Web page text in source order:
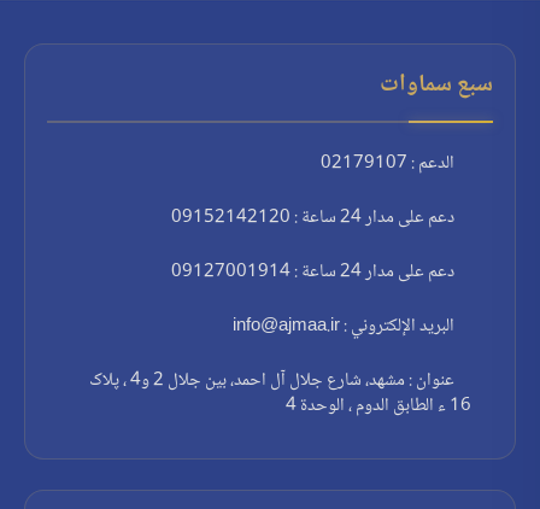
سبع سماوات
الدعم : 02179107
دعم على مدار 24 ساعة : 09152142120
دعم على مدار 24 ساعة : 09127001914
البريد الإلكتروني : info@ajmaa.ir
عنوان : مشهد، شارع جلال آل احمد، بين جلال 2 و4 ، پلاک
16 ء الطابق الدوم ، الوحدة 4